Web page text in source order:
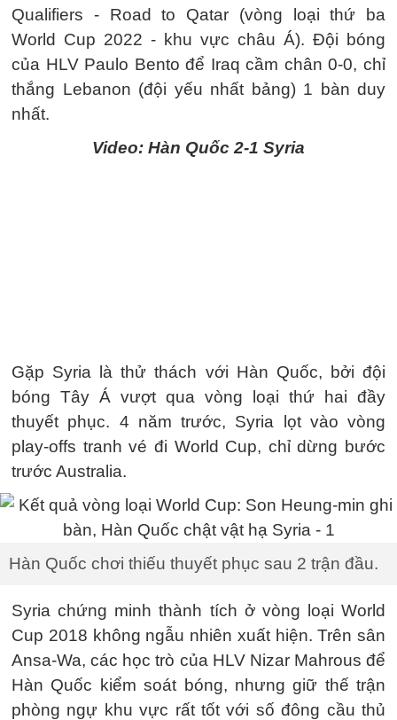
Qualifiers - Road to Qatar (vòng loại thứ ba
World Cup 2022 - khu vực châu Á). Đội bóng
của HLV Paulo Bento để Iraq cầm chân 0-0, chỉ
thắng Lebanon (đội yếu nhất bảng) 1 bàn duy
nhất.
Video: Hàn Quốc 2-1 Syria
Gặp Syria là thử thách với Hàn Quốc, bởi đội
bóng Tây Á vượt qua vòng loại thứ hai đầy
thuyết phục. 4 năm trước, Syria lọt vào vòng
play-offs tranh vé đi World Cup, chỉ dừng bước
trước Australia.
Hàn Quốc chơi thiếu thuyết phục sau 2 trận đầu.
Syria chứng minh thành tích ở vòng loại World
Cup 2018 không ngẫu nhiên xuất hiện. Trên sân
Ansa-Wa, các học trò của HLV Nizar Mahrous để
Hàn Quốc kiểm soát bóng, nhưng giữ thế trận
phòng ngự khu vực rất tốt với số đông cầu thủ